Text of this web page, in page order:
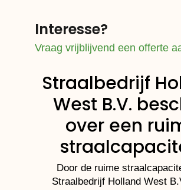
Interesse?
Vraag vrijblijvend een offerte
Straalbedrijf
West B.V.
over een
Door de ruime
Straalbedrijf Holland West